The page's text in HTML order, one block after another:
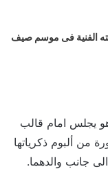
الفنية فى موسم صيف
يجلس امام قالب
من ألبوم ذكرياتها
جانب والدهما.